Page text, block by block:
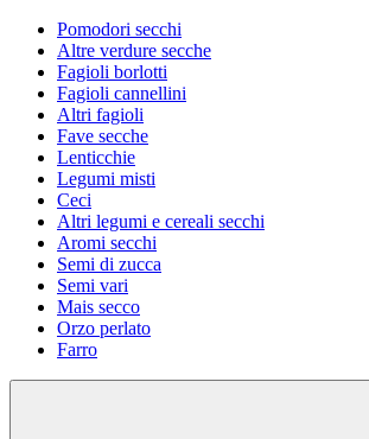
Pomodori secchi
Altre verdure secche
Fagioli borlotti
Fagioli cannellini
Altri fagioli
Fave secche
Lenticchie
Legumi misti
Ceci
Altri legumi e cereali secchi
Aromi secchi
Semi di zucca
Semi vari
Mais secco
Orzo perlato
Farro